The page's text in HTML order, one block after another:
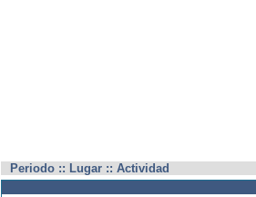
Periodo :: Lugar :: Actividad